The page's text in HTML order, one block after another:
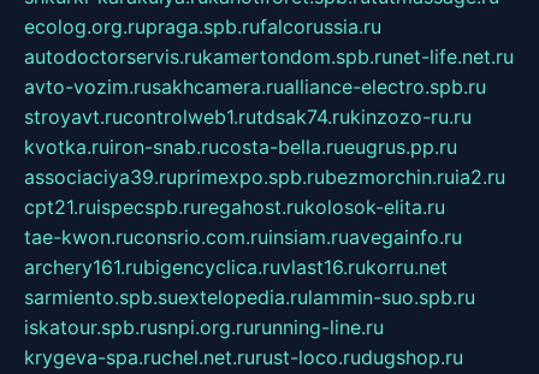
ecolog.org.rupraga.spb.rufalcorussia.ru
autodoctorservis.rukamertondom.spb.runet-life.net.ru
avto-vozim.rusakhcamera.rualliance-electro.spb.ru
stroyavt.rucontrolweb1.rutdsak74.rukinzozo-ru.ru
kvotka.ruiron-snab.rucosta-bella.rueugrus.pp.ru
associaciya39.ruprimexpo.spb.rubezmorchin.ruia2.ru
cpt21.ruispecspb.ruregahost.rukolosok-elita.ru
tae-kwon.ruconsrio.com.ruinsiam.ruavegainfo.ru
archery161.rubigencyclica.ruvlast16.rukorru.net
sarmiento.spb.suextelopedia.rulammin-suo.spb.ru
iskatour.spb.rusnpi.org.rurunning-line.ru
krygeva-spa.ruchel.net.rurust-loco.rudugshop.ru